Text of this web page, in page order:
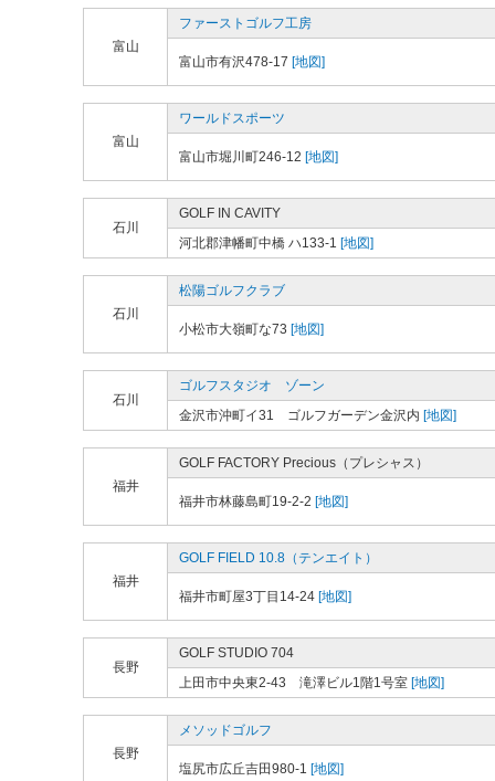
富山
ファーストゴルフ工房
富山市有沢478-17 [地図]
富山
ワールドスポーツ
富山市堀川町246-12 [地図]
石川
GOLF IN CAVITY
河北郡津幡町中橋 ハ133-1 [地図]
石川
松陽ゴルフクラブ
小松市大嶺町な73 [地図]
石川
ゴルフスタジオ ゾーン
金沢市沖町イ31 ゴルフガーデン金沢内 [地図]
福井
GOLF FACTORY Precious（プレシャス）
福井市林藤島町19-2-2 [地図]
福井
GOLF FIELD 10.8（テンエイト）
福井市町屋3丁目14-24 [地図]
長野
GOLF STUDIO 704
上田市中央東2-43 滝澤ビル1階1号室 [地図]
長野
メソッドゴルフ
塩尻市広丘吉田980-1 [地図]